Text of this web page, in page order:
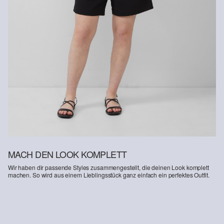
Supporting Better Cotton: Wenn Du dich für unsere
Baumwollprodukte entscheidest, unterstützt Du unsere Investition
in die Mission von Better Cotton, Gemeinschaften zu helfen
fortzubestehen und zu gedeihen; und gleichzeitig die Umwelt zu
schützen und wiederherzustellen. Better Cotton unterstützt
landwirtschaftliche Gemeinschaften in sozialer, ökologischer und
wirtschaftlicher Hinsicht, indem Landwirt: innen in nachhaltigeren
Anbaumethoden geschult werden. Dieses Produkt wird über ein
System der Massenbilanz erzeugt und enthält daher
möglicherweise kein Better Cotton. Mehr Informationen dazu
MACH DEN LOOK KOMPLETT
Wir haben dir passende Styles zusammengestellt, die deinen Look komplett
machen. So wird aus einem Lieblingsstück ganz einfach ein perfektes Outfit.